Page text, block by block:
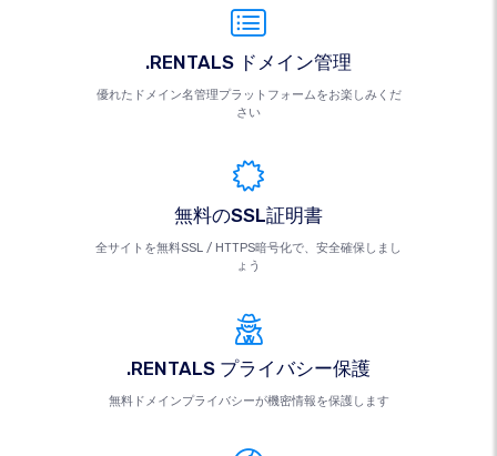
.RENTALS ドメイン管理
優れたドメイン名管理プラットフォームをお楽しみくだ
さい
無料のSSL証明書
全サイトを無料SSL / HTTPS暗号化で、安全確保しまし
ょう
.RENTALS プライバシー保護
無料ドメインプライバシーが機密情報を保護します